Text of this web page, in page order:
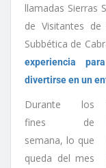
llamadas Sierras
de Visitantes
Subbética de
experiencia
divertirse en un
Durante los
fines de
semana, lo que
queda del mes